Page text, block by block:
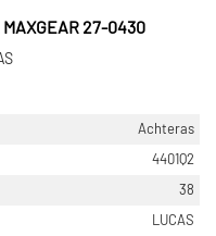
MAXGEAR 27-0430
Achteras
4401Q2
38
LUCAS